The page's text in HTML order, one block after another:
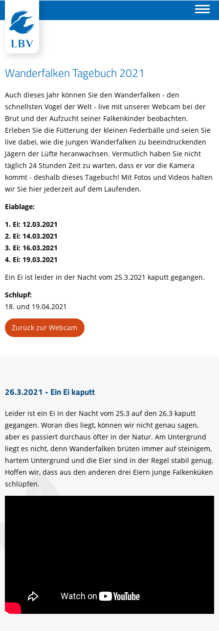
Wanderfalken Tagebuch 2021
Auch dieses Jahr können Sie den Wanderfalken - den
schnellsten Vogel der Welt - live mit unserer Webcam bei der
Brut und der Aufzucht seiner Falkenkinder beobachten.
Erleben Sie die Fütterung der kleinen Federbälle und seien Sie
live dabei, wie die jungen Wanderfalken zu beeindruckenden
Jägern der Lüfte heranwachsen. Vermutlich haben Sie nicht
täglich 24 Stunden Zeit zu warten, dass er vor die Kamera
kommt - deshalb dieses Tagebuch! Mit Fotos und Videos halten
wir Sie hier jederzeit auf dem Laufenden.
Eiablage:
1. Ei: 12.03.2021
2. Ei: 14.03.2021
3. Ei: 16.03.2021
4. Ei: 19.03.2021
Ein Ei ist leider in der Nacht vom 25.3.2021 kaputt gegangen.
Schlupf:
18. und 19.04.2021
Zurück zur Webcam
26.3.2021 - Ein Ei kaputt
Leider ist ein Ei in der Nacht vom 25.3 auf den 26.3 kaputt
gegangen. Woran dies liegt, können wir nicht genau sagen,
aber es passiert durchaus öfter in der Natur. Am Untergrund
liegt es nicht, denn Wanderfalken brüten immer auf steinigem,
hartem Untergrund und die Eier sind in der Regel stabil genug.
Hoffen wir, dass aus den anderen drei Eiern junge Falkenküken
schlüpfen.